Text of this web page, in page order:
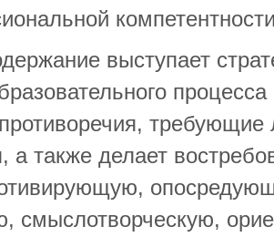
выступает
а также делает
смыслотворческую,